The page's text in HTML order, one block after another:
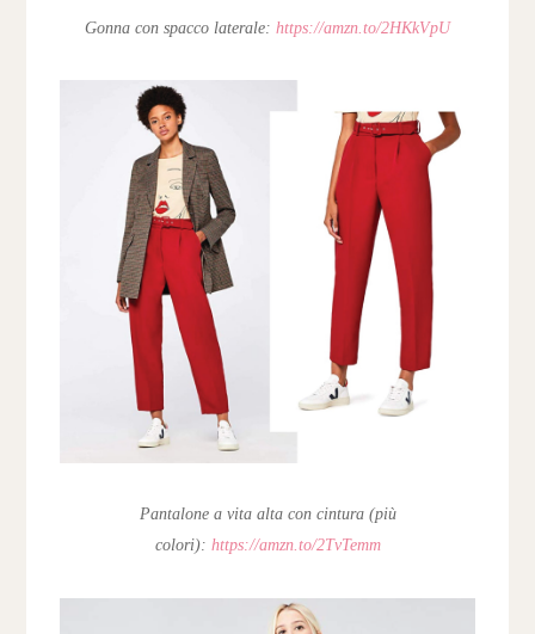
Gonna con spacco laterale: https://amzn.to/2HKkVpU
Pantalone a vita alta con cintura (più
colori): https://amzn.to/2TvTemm